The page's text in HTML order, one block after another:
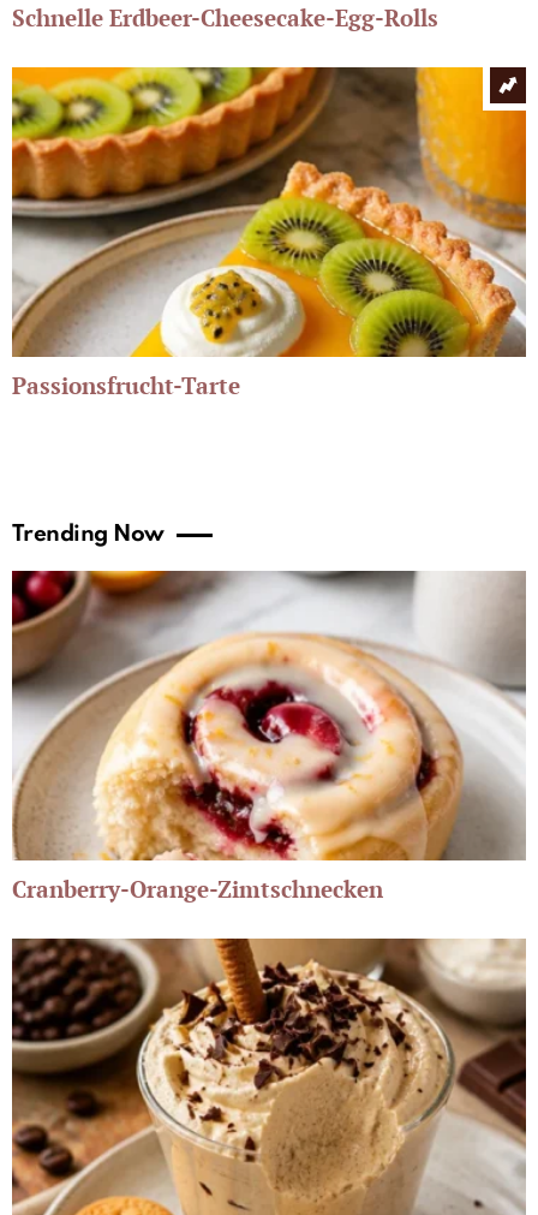
Schnelle Erdbeer-Cheesecake-Egg-Rolls
Passionsfrucht-Tarte
Trending Now
Cranberry-Orange-Zimtschnecken